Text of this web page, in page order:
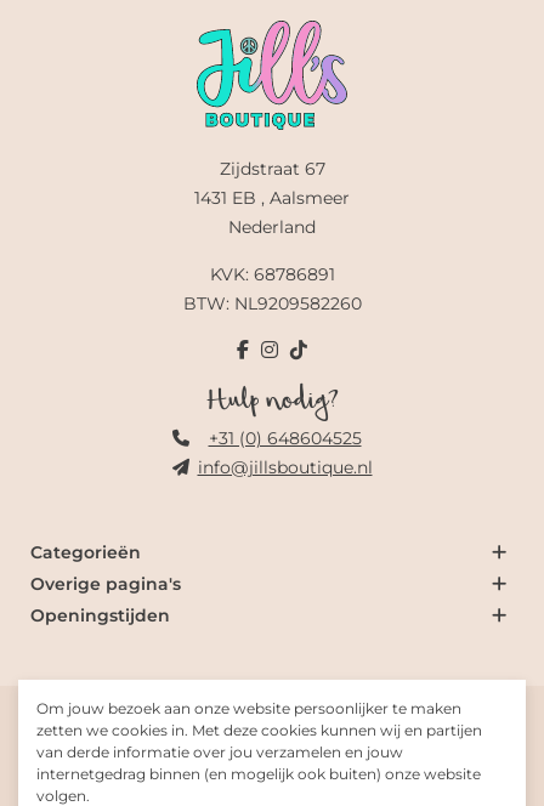
Om jouw bezoek aan onze website persoonlijker te maken
zetten we cookies in. Met deze cookies kunnen wij en partijen
van derde informatie over jou verzamelen en jouw
internetgedrag binnen (en mogelijk ook buiten) onze website
volgen.
Zijdstraat 67
1431 EB , Aalsmeer
Nederland
KVK: 68786891
BTW: NL9209582260
Hulp nodig?
+31 (0) 648604525
info@jillsboutique.nl
Categorieën
Overige pagina's
Openingstijden
© 2026 Jill's Boutique
Gemaakt met doorFresh-Dev